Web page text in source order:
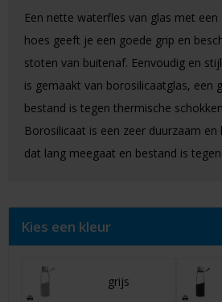
Een nette waterfles van glas met een
hoes geeft je een goede grip en
stoten van buitenaf. Eenvoudig en
is gemaakt van borosilicaatglas, een
bestand is tegen thermische
Borosilicaat is een zeer duurzaam
dat lang meegaat en bestand is
Kies een kleur
grijs